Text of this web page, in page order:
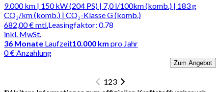
9.000 km | 150 kW (204 PS) | 7,0 l/100km (komb.) | 183 g
CO₂/km (komb.) | CO₂-Klasse G (komb.)
682,00 €mtl.
inkl. MwSt.
Leasingfaktor: 0.78
36 Monate Laufzeit10.000 km pro Jahr
0 € Anzahlung
Zum Angebot
123